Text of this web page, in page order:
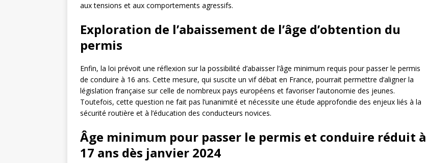
aux tensions et aux comportements agressifs.
Exploration de l’abaissement de l’âge d’obtention du
permis
Enfin, la loi prévoit une réflexion sur la possibilité d’abaisser l’âge minimum requis pour passer le permis
de conduire à 16 ans. Cette mesure, qui suscite un vif débat en France, pourrait permettre d’aligner la
législation française sur celle de nombreux pays européens et favoriser l’autonomie des jeunes.
Toutefois, cette question ne fait pas l’unanimité et nécessite une étude approfondie des enjeux liés à la
sécurité routière et à l’éducation des conducteurs novices.
Âge minimum pour passer le permis et conduire réduit à
17 ans dès janvier 2024